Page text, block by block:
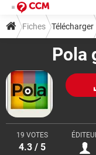
Pola
19 VOTES
4.3 / 5
Fiches Télécharger